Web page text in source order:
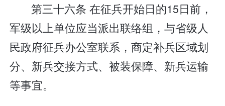
第三十六条 在征兵开始日的15日前，
军级以上单位应当派出联络组，与省级人
民政府征兵办公室联系，商定补兵区域划
分、新兵交接方式、被装保障、新兵运输
等事宜。